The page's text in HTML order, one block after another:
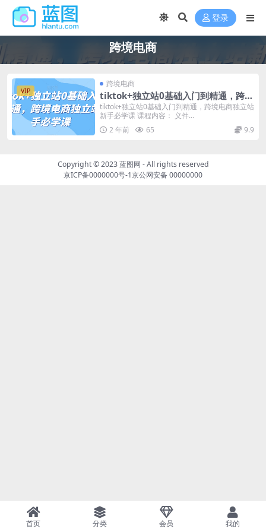
登录
跨境电商
VIP
跨境电商
tiktok+独立站0基础入门到精通，跨境
电商独立站新手必学课
tiktok+独立站0基础入门到精通，跨境电商独立站
新手必学课 课程内容： 义件...
2 年前
65 9.9
Copyright © 2023蓝图网 - All rights reserved
京ICP备0000000号-1京公网安备 00000000
首页 分类 会员 我的